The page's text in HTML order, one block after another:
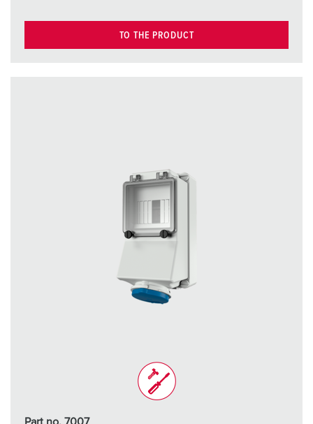
TO THE PRODUCT